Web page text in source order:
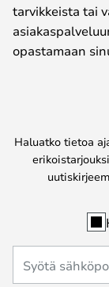
tarvikkeista tai
opastamaan
Haluatko tietoa